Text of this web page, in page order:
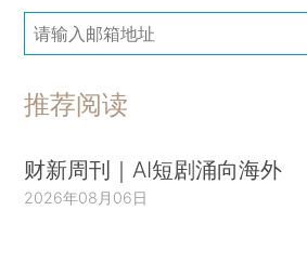
推荐阅读
财新周刊｜AI短剧涌向海外
2026年08月06日